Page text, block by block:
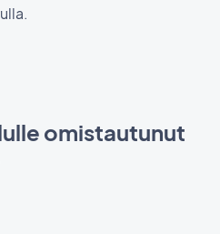
omistautunut